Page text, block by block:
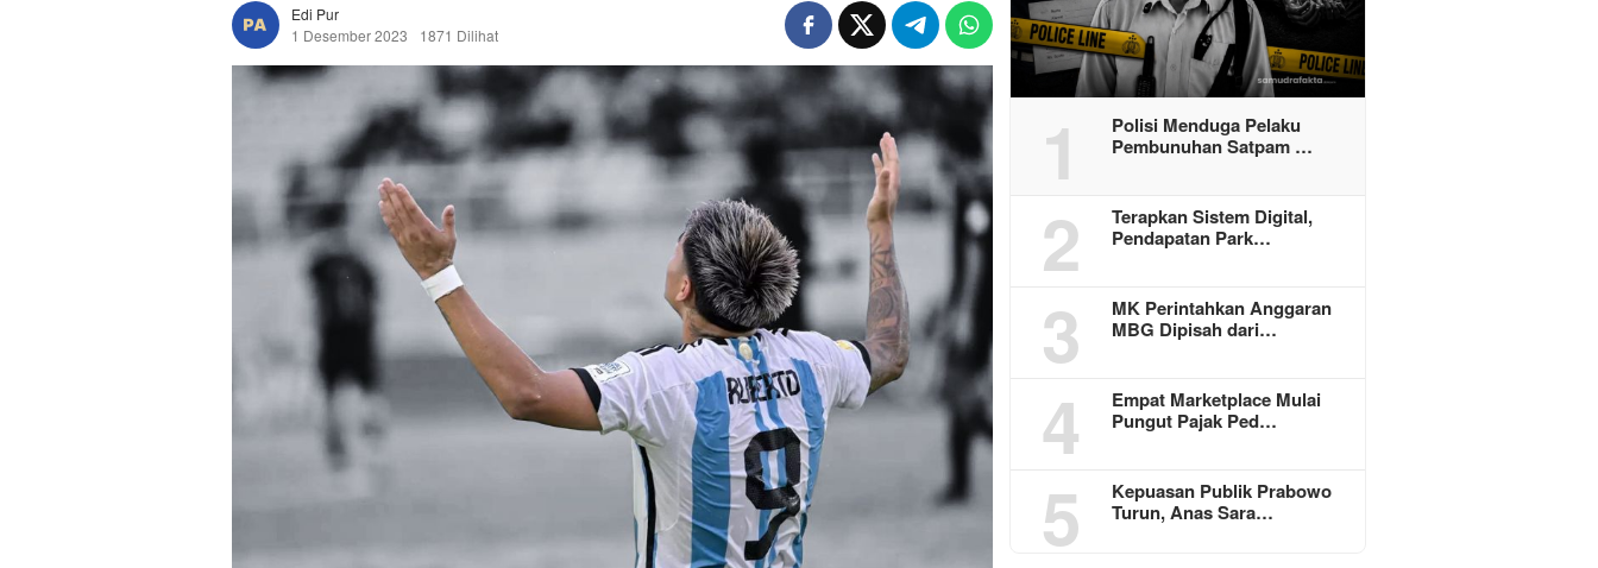
Edi Pur
1 Desember 2023
1871 Dilihat
1
Polisi Menduga Pelaku
Pembunuhan Satpam …
2
Terapkan Sistem Digital,
Pendapatan Park…
3
MK Perintahkan Anggaran
MBG Dipisah dari…
4
Empat Marketplace Mulai
Pungut Pajak Ped…
5
Kepuasan Publik Prabowo
Turun, Anas Sara…